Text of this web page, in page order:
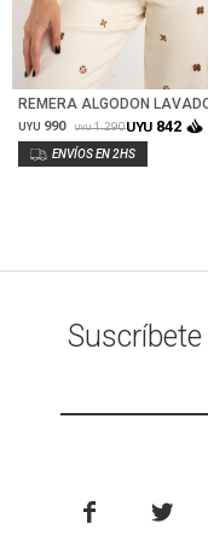
Talle
REMERA ALGODON
ARENA
UYU 990 UYU 1.290UYU 842
 